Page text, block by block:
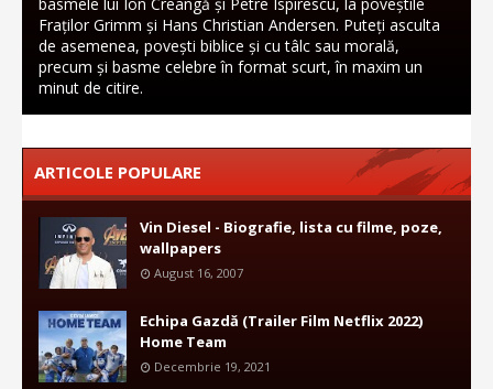
Fraților Grimm și Hans Christian Andersen. Puteți asculta
de asemenea, povești biblice și cu tâlc sau morală,
precum și basme celebre în format scurt, în maxim un
minut de citire.
ARTICOLE POPULARE
Vin Diesel - Biografie, lista cu filme, poze,
wallpapers
August 16, 2007
Echipa Gazdă (Trailer Film Netflix 2022)
Home Team
Decembrie 19, 2021